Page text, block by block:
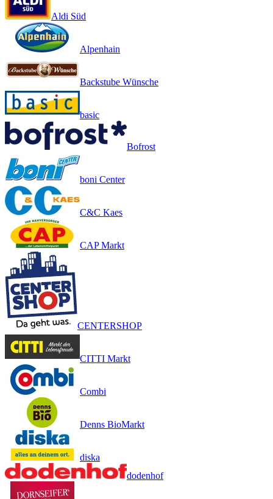
Aldi Süd
Alpenhain
Backstube Wünsche
basic
Bofrost
boni Center
C&C Kaes
CAP Markt
CENTERSHOP
CITTI Markt
Combi
Denns BioMarkt
diska
dodenhof